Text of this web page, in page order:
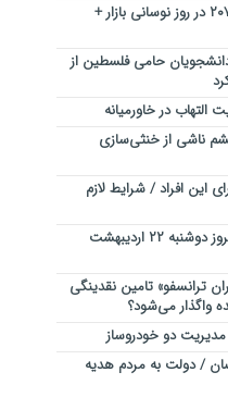
کاهش ۲۱ میلیونی ۲۰۷ در روز نوسانی بازار +
حامی فلسطین از
در خاورمیانه
ناشی از خنثی‌سازی
این افراد / شرایط لازم
قیمت بیت کوین امروز دوشنبه ۲۲ اردیبهشت
ترانسفو» تامین نقدینگی
واگذار می‌شود؟
دو خودروساز
/ دولت به مردم هدیه